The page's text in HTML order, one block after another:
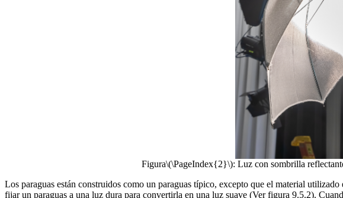
Figura\(\PageIndex{2}\): Luz con sombrilla
Los paraguas están construidos como un paraguas típico, excepto que el material
fijar un paraguas a una luz dura para convertirla en una luz suave (Ver figura 9.5.2).